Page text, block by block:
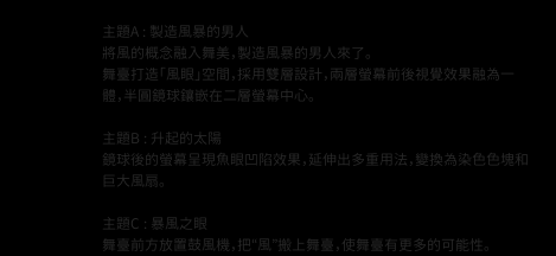
主題A : 製造風暴的男人
將風的概念融入舞美，製造風暴的男人來了。
舞臺打造「風眼」空間，採用雙層設計，兩層螢幕前後視覺效果融為一
體，半圓鏡球鑲嵌在二層螢幕中心。
主題B : 升起的太陽
鏡球後的螢幕呈現魚眼凹陷效果，延伸出多重用法，變換為染色色塊和
巨大風扇。
主題C : 暴風之眼
舞臺前方放置鼓風機，把“風”搬上舞臺，使舞臺有更多的可能性。